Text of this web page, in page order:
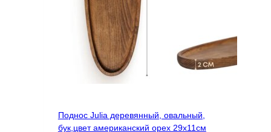
Поднос Julia деревянный, овальный,
бук,цвет американский орех 29х11см